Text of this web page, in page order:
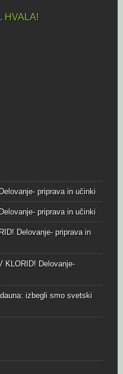
HVALA!
priprava in učinki
priprava in učinki
Delovanje- priprava in
KLORID! Delovanje-
izbegli smo svetski